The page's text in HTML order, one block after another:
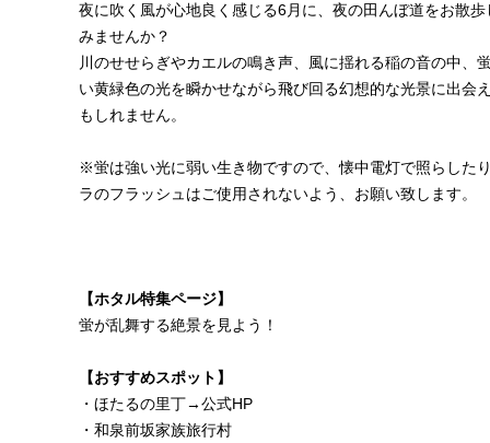
夜に吹く風が心地良く感じる6月に、夜の田んぼ道をお散歩
みませんか？
川のせせらぎやカエルの鳴き声、風に揺れる稲の音の中、
い黄緑色の光を瞬かせながら飛び回る幻想的な光景に出会
もしれません。
※蛍は強い光に弱い生き物ですので、懐中電灯で照らした
ラのフラッシュはご使用されないよう、お願い致します。
【ホタル特集ページ】
蛍が乱舞する絶景を見よう！
【おすすめスポット】
・ほたるの里丁→公式HP
・ 和泉前坂家族旅行村